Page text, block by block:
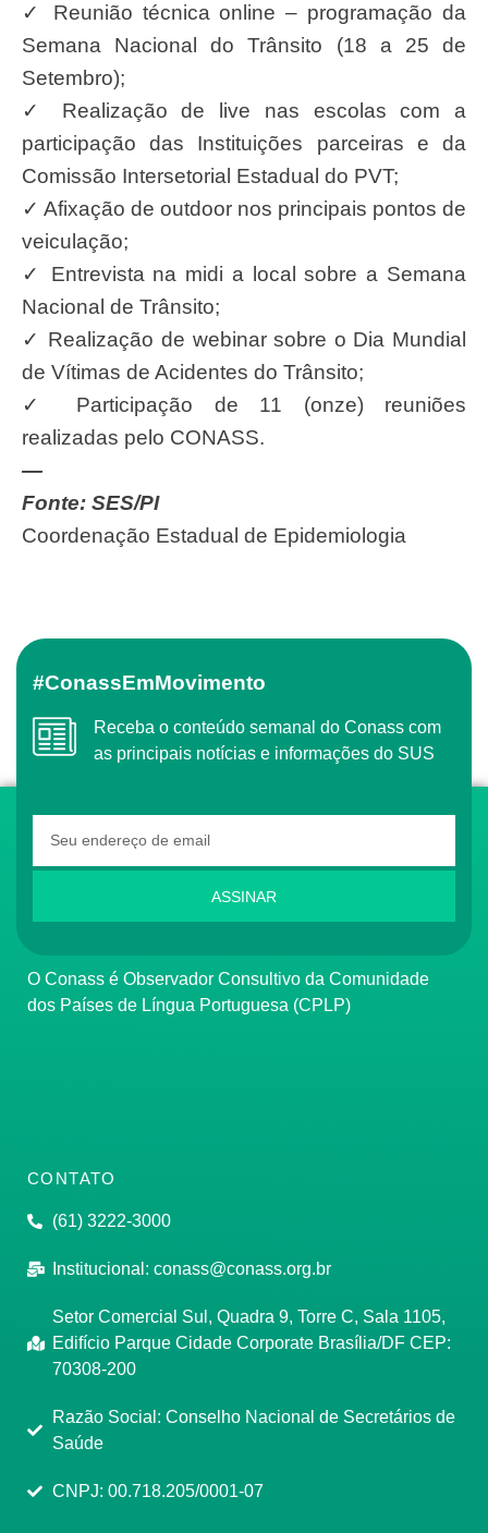
✓ Reunião técnica online– programação da
Semana Nacional do Trânsito (18 a 25 de
Setembro);
✓ Realização de live nas escolas com a
participação das Instituições parceiras e da
Comissão Intersetorial Estadual do PVT;
✓ Afixação de outdoor nos principais pontos de
veiculação;
✓ Entrevista na midi a local sobre a Semana
Nacional de Trânsito;
✓ Realização de webinar sobre o Dia Mundial
de Vítimas de Acidentes do Trânsito;
✓ Participação de 11 (onze) reuniões
realizadas pelo CONASS.
—
Fonte: SES/PI
Coordenação Estadual de Epidemiologia
#ConassEmMovimento
Receba o conteúdo semanal do Conass com
as principais notícias e informações do SUS
ASSINAR
O Conass é Observador Consultivo da Comunidade
dos Países de Língua Portuguesa (CPLP)
CONTATO
(61) 3222-3000
Institucional: conass@conass.org.br
Setor Comercial Sul, Quadra 9, Torre C, Sala 1105,
Edifício Parque Cidade Corporate Brasília/DF CEP:
70308-200
Razão Social: Conselho Nacional de Secretários de
Saúde
CNPJ: 00.718.205/0001-07